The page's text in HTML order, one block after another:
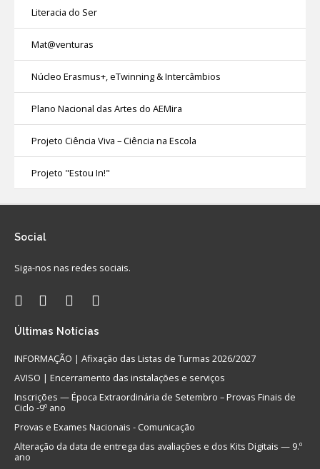
Literacia do Ser
Mat@venturas
Núcleo Erasmus+, eTwinning & Intercâmbios
Plano Nacional das Artes do AEMira
Projeto Ciência Viva – Ciência na Escola
Projeto "Estou In!"
Social
Siga-nos nas redes sociais.
Últimas Notícias
INFORMAÇÃO | Afixação das Listas de Turmas 2026/2027
AVISO | Encerramento das instalações e serviços
Inscrições — Época Extraordinária de Setembro – Provas Finais de
Ciclo -9º ano
Provas e Exames Nacionais - Comunicação
Alteração da data de entrega das avaliações e dos Kits Digitais — 9.º
ano